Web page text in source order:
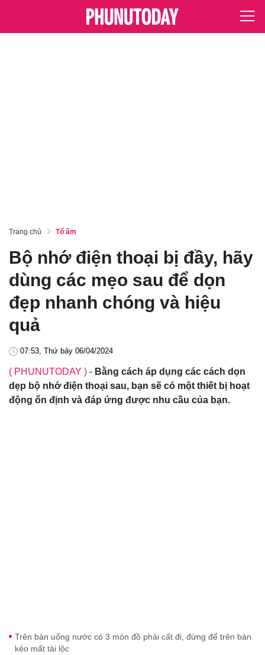
Trang chủ Tổ ấm
Bộ nhớ điện thoại bị đầy, hãy
dùng các mẹo sau để dọn
đẹp nhanh chóng và hiệu
quả
07:53, Thứ bảy 06/04/2024
( PHUNUTODAY ) - Bằng cách áp dụng các cách dọn
dẹp bộ nhớ điện thoại sau, bạn sẽ có một thiết bị hoạt
động ổn định và đáp ứng được nhu cầu của bạn.
Trên bàn uống nước có 3 món đồ phải cất đi, đừng để trên bàn
kẻo mất tài lộc